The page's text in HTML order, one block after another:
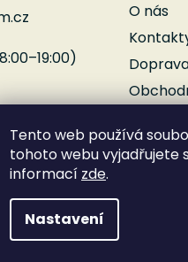
Tento web používá
tohoto webu vyjadřujete
informací zde.
Nastavení
O nás
práva vyhrazena.